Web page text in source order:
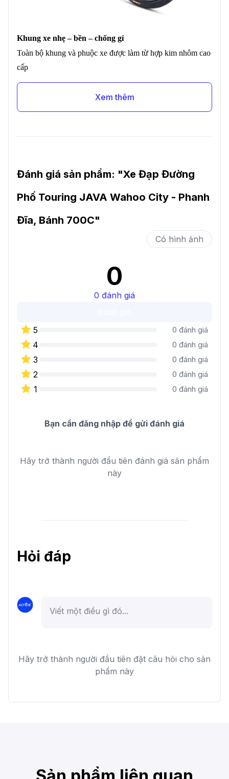
Khung xe nhẹ – bền – chống gỉ
Toàn bộ khung và phuộc xe được làm từ hợp kim nhôm cao
cấp
Xem thêm
Đánh giá sản phẩm: "Xe Đạp Đường
Phố Touring JAVA Wahoo City - Phanh
Đĩa, Bánh 700C"
Có hình ảnh
0
0 đánh giá
5
0 đánh giá
4 0 đánh giá
3 0 đánh giá
2 0 đánh giá
1 0 đánh giá
Bạn cần đăng nhập để gửi đánh giá
Hãy trở thành người đầu tiên đánh giá sản phẩm
này
Hỏi đáp
Hãy trở thành người đầu tiên đặt câu hỏi cho sản
phẩm này